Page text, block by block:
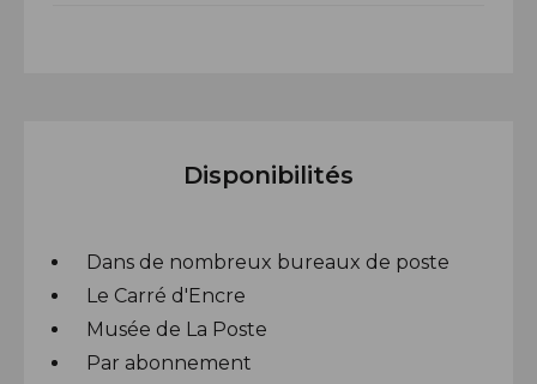
Disponibilités
Dans de nombreux bureaux de poste
Le Carré d'Encre
Musée de La Poste
Par abonnement